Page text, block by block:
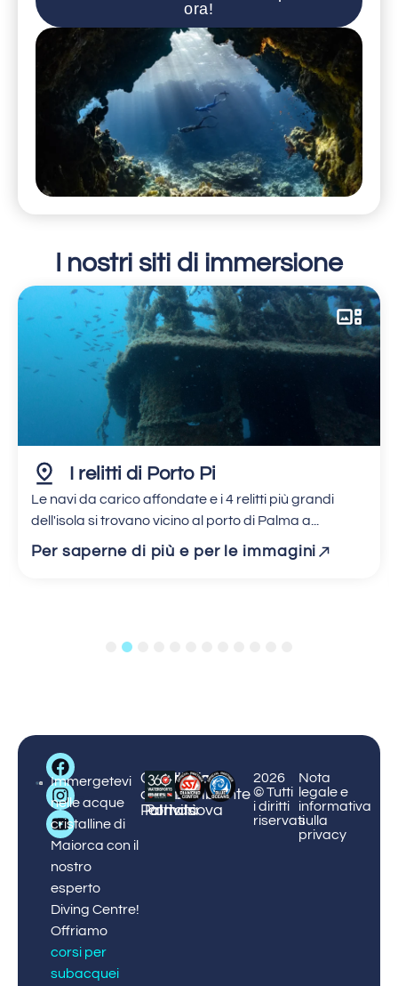
ora!
I nostri siti di immersione
I relitti di Porto Pi
Le navi da carico affondate e i 4 relitti più grandi
dell'isola si trovano vicino al porto di Palma a...
Per saperne di più e per le immagini
5
Big
Blue
Diving
Immergetevi
nelle acque
cristalline di
Maiorca con il
nostro
esperto
Diving Centre!
Offriamo
corsi per
subacquei
Centro
di
Palmanova
Centro
Puerto
Portals
Corsi
e
attività
Protezione
dell'ambiente
Prenota
ora!
2026
© Tutti
i diritti
riservati
Nota
legale e
informativa
sulla
privacy